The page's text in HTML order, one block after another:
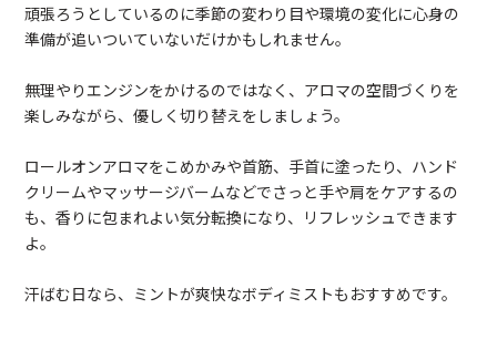
頑張ろうとしているのに季節の変わり目や環境の変化に心身の
準備が追いついていないだけかもしれません。
無理やりエンジンをかけるのではなく、アロマの空間づくりを
楽しみながら、優しく切り替えをしましょう。
ロールオンアロマをこめかみや首筋、手首に塗ったり、ハンド
クリームやマッサージバームなどでさっと手や肩をケアするの
も、香りに包まれよい気分転換になり、リフレッシュできます
よ。
汗ばむ日なら、ミントが爽快なボディミストもおすすめです。